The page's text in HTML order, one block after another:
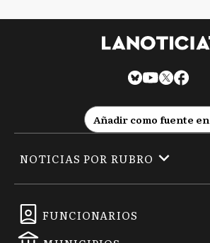
Añadir como fuente en
FUNCIONARIOS
NOTICIAS POR RUBRO